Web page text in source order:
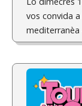
vos convida
mediterranèa